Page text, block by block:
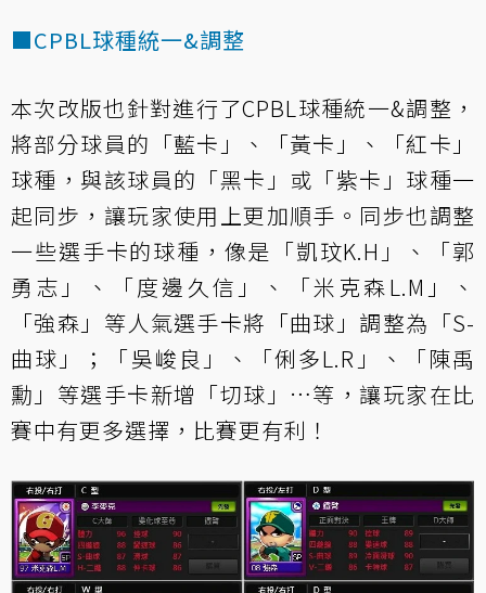
■CPBL球種統一&調整
本次改版也針對進行了CPBL球種統一&調整，
將部分球員的「藍卡」、「黃卡」、「紅卡」
球種，與該球員的「黑卡」或「紫卡」球種一
起同步，讓玩家使用上更加順手。同步也調整
一些選手卡的球種，像是「凱玟K.H」、「郭
勇志」、「度邊久信」、「米克森L.M」、
「強森」等人氣選手卡將「曲球」調整為「S-
曲球」；「吳峻良」、「俐多L.R」、「陳禹
勳」等選手卡新增「切球」…等，讓玩家在比
賽中有更多選擇，比賽更有利！